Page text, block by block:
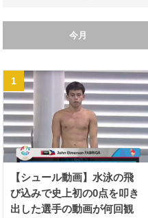
今月
【シュール動画】水泳の飛
び込みで史上初の0点を叩き
出した選手の動画が何回観